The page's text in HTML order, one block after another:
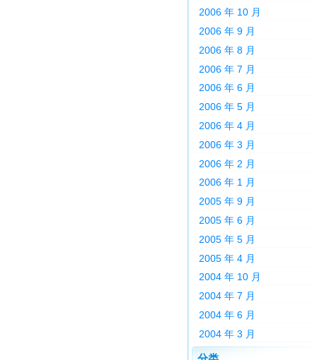
2006 年 10 月
2006 年 9 月
2006 年 8 月
2006 年 7 月
2006 年 6 月
2006 年 5 月
2006 年 4 月
2006 年 3 月
2006 年 2 月
2006 年 1 月
2005 年 9 月
2005 年 6 月
2005 年 5 月
2005 年 4 月
2004 年 10 月
2004 年 7 月
2004 年 6 月
2004 年 3 月